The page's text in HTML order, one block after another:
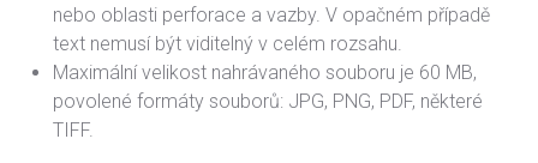
nebo oblasti perforace a vazby. V opačném případě
text nemusí být viditelný v celém rozsahu.
Maximální velikost nahrávaného souboru je 60 MB,
povolené formáty souborů: JPG, PNG, PDF, některé
TIFF.